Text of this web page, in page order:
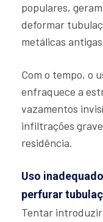
populares,
deformar
metálicas
Com o tempo, o
enfraquece a
vazamentos
infiltrações
residência.
Uso
perfurar
Tentar introduzir